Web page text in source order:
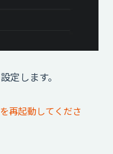
定します。
再起動してくださ